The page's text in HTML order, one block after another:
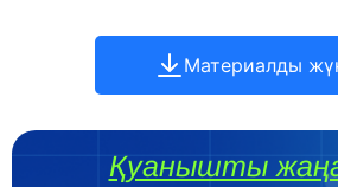
Материалды
Қуанышты